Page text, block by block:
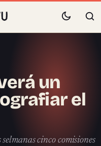
un
el
cinco comisiones